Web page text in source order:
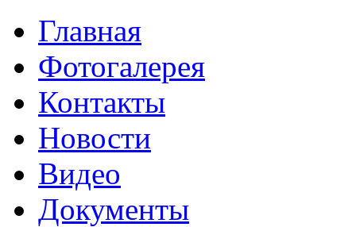
Главная
Фотогалерея
Контакты
Новости
Видео
Документы